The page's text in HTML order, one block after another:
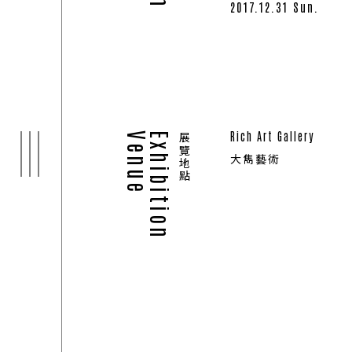
2017.12.31 Sun.
Exhibition
Venue 展覽地點
Rich Art Gallery
大雋藝術